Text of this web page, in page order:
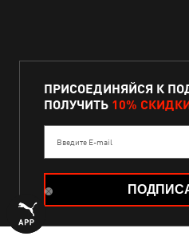
ПРИСОЕДИНЯЙСЯ К
ПОЛУЧИТЬ 10%
Введите E-mail